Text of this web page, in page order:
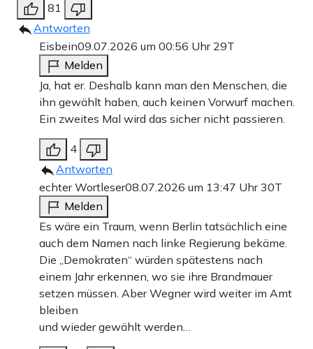
81
Antworten
Eisbein09.07.2026 um 00:56 Uhr 29T
Melden
Ja, hat er. Deshalb kann man den Menschen, die
ihn gewählt haben, auch keinen Vorwurf machen.
Ein zweites Mal wird das sicher nicht passieren.
4
Antworten
echter Wortleser08.07.2026 um 13:47 Uhr30T
Melden
Es wäre ein Traum, wenn Berlin tatsächlich eine
auch dem Namen nach linke Regierung bekäme.
Die „Demokraten“ würden spätestens nach
einem Jahr erkennen, wo sie ihre Brandmauer
setzen müssen. Aber Wegner wird weiter im Amt
bleiben
und wieder gewählt werden…